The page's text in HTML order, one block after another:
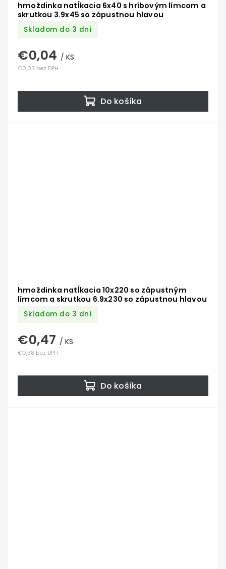
hmoždinka natĺkacia 6x40 s hríbovým límcom a
skrutkou 3.9x45 so zápustnou hlavou
Skladom do 3 dní
€0,03 bez DPH
€0,04 / KS
Do košíka
hmoždinka natĺkacia 10x220 so zápustným
límcom a skrutkou 6.9x230 so zápustnou hlavou
Skladom do 3 dní
€0,38 bez DPH
€0,47 / KS
Do košíka